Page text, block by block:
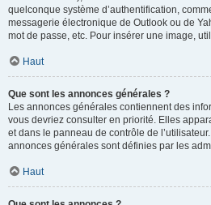
quelconque système d’authentification,
messagerie électronique de Outlook ou de
mot de passe, etc. Pour insérer une image,
Haut
Que sont les annonces générales ?
Les annonces générales contiennent des
vous devriez consulter en priorité. Elles
et dans le panneau de contrôle de
annonces générales sont définies par les
Haut